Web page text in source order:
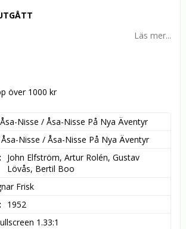
Läs mer...
över 1000 kr
Åsa-Nisse / Åsa-Nisse På Nya Äventyr
Åsa-Nisse / Åsa-Nisse På Nya Äventyr
John Elfström, Artur Rolén, Gustav
Lövås, Bertil Boo
Frisk
1952
1.33:1